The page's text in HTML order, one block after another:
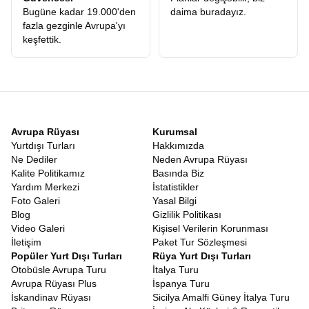
rotamızın en güzel yanı, Türk vatandaşları için büyük kolaylık
sağlayanVizesiz Balkan Turu
niteliği taşıyan ülkeleri
kapsamasıdır. Makedonya, Arnavutluk, Karadağ, Bosna Hersek
ve Sırbistan gibi ülkeler, Türk pasaportuna vize uygulamayan dost
topraklardır. Pasaportunuzu cebinize koyup sanki şehir
Erken Rezervasyon Balkan Turu Fiyatları
Seyahat sektöründeki en büyük sorunlardan biri, ilk bakışta
görünen fiyat ile turun sonunda harcanan toplam tutar arasındaki
uçurumdur. Biz,
Balkan Turu Fiyatları
konusunda şeffaflığı ilke
edindik. Web sitemizde gördüğünüz rakam, turun ana iskeletini
oluşturur ve gizli maliyet sürprizleriyle karşılaşmazsınız. Tüm
ekstra turların fiyata dahil olması, diğer firmaların ekstra adı
altında topladığı yüzlerce Euro’nun cebinizde kalması demektir.
Fiyat-performans analizi yapıldığında, sunduğumuz hizmetin
kalitesi ve kapsamı, ödediğiniz her kuruşun karşılığını fazlasıyla
verdiğimizi gösterecektir.
Erken rezervasyon Balkan turu
avantajlarını fırsata çevirebilirsiniz.
Adımızdaki rüya kelimesi tesadüf değildir. Katılımcılarımız için
hazırladığımız Balkan Rüyası Tur
konsepti, sadece turistik
Bugüne kadar 19.000'den
fazla gezginle Avrupa'yı
keşfettik.
daima buradayız.
Avrupa Rüyası
Yurtdışı Turları
Ne Dediler
Kalite Politikamız
Yardım Merkezi
Foto Galeri
Blog
Video Galeri
İletişim
Kurumsal
Hakkımızda
Neden Avrupa Rüyası
Basında Biz
İstatistikler
Yasal Bilgi
Gizlilik Politikası
Kişisel Verilerin Korunması
Paket Tur Sözleşmesi
Popüler Yurt Dışı Turları
Otobüsle Avrupa Turu
Avrupa Rüyası Plus
İskandinav Rüyası
Rüya Yurt Dışı Turları
İtalya Turu
İspanya Turu
Sicilya Amalfi Güney İtalya Turu